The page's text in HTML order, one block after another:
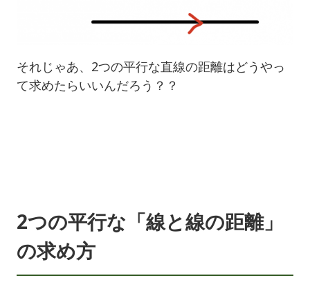
それじゃあ、2つの平行な直線の距離はどうやっ
て求めたらいいんだろう？？
2つの平行な「線と線の距離」
の求め方